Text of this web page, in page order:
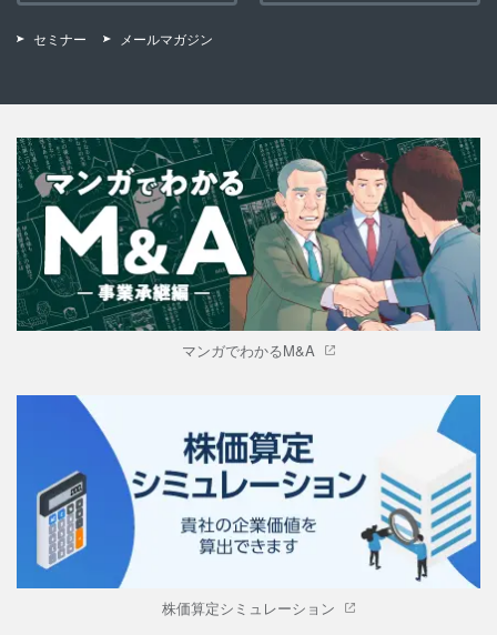
セミナー メールマガジン
マンガでわかるM&A
株価算定シミュレーション